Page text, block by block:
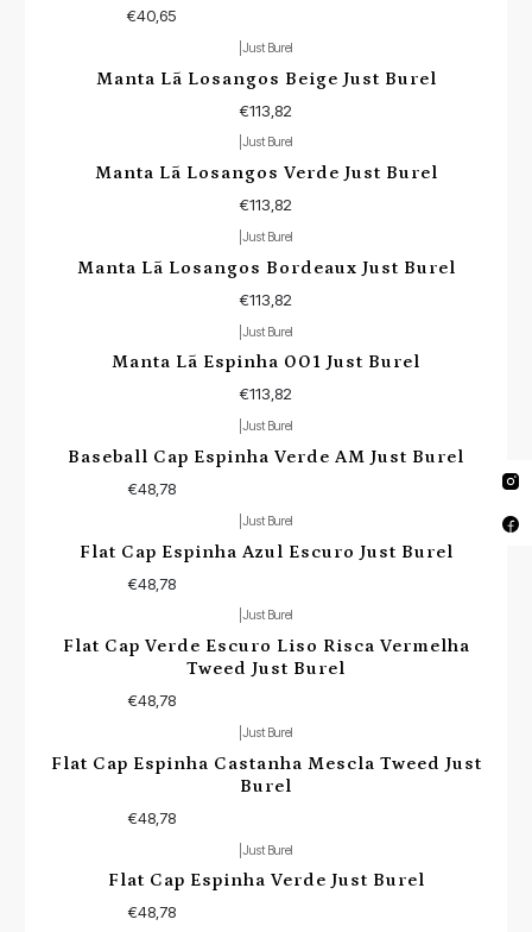
€40,65
Just Burel
Manta Lã Losangos Beige Just Burel
€113,82
Não Disponível
Just Burel
Manta Lã Losangos Verde Just Burel
€113,82
Just Burel
Manta Lã Losangos Bordeaux Just Burel
€113,82
Esgotado
Just Burel
Manta Lã Espinha 001 Just Burel
€113,82
Just Burel
Baseball Cap Espinha Verde AM Just Burel
€48,78
Just Burel
Flat Cap Espinha Azul Escuro Just Burel
€48,78
Just Burel
Flat Cap Verde Escuro Liso Risca Vermelha
Tweed Just Burel
€48,78
Just Burel
Flat Cap Espinha Castanha Mescla Tweed Just
Burel
€48,78
Just Burel
Flat Cap Espinha Verde Just Burel
€48,78